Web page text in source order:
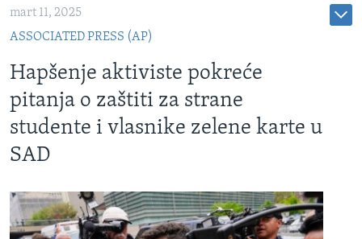
mart 11, 2025
ASSOCIATED PRESS (AP)
Hapšenje aktiviste pokreće
pitanja o zaštiti za strane
studente i vlasnike zelene karte u
SAD